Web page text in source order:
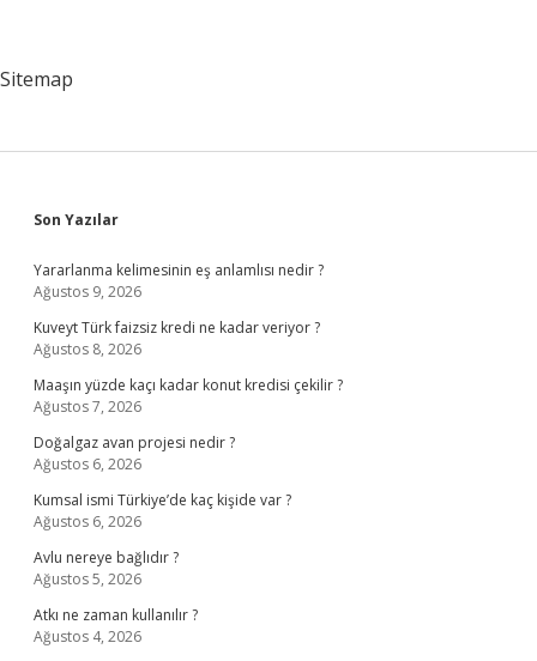
Sitemap
Sidebar
Son Yazılar
Yararlanma kelimesinin eş anlamlısı nedir ?
Ağustos 9, 2026
Kuveyt Türk faizsiz kredi ne kadar veriyor ?
Ağustos 8, 2026
Maaşın yüzde kaçı kadar konut kredisi çekilir ?
Ağustos 7, 2026
Doğalgaz avan projesi nedir ?
Ağustos 6, 2026
Kumsal ismi Türkiye’de kaç kişide var ?
Ağustos 6, 2026
Avlu nereye bağlıdır ?
Ağustos 5, 2026
Atkı ne zaman kullanılır ?
Ağustos 4, 2026